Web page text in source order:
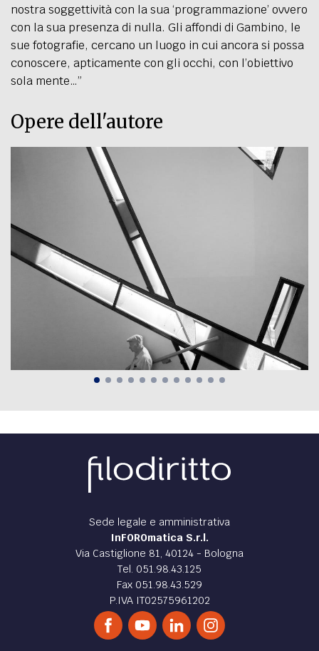
nostra soggettività con la sua ‘programmazione’ ovvero
con la sua presenza di nulla. Gli affondi di Gambino, le
sue fotografie, cercano un luogo in cui ancora si possa
conoscere, apticamente con gli occhi, con l’obiettivo
sola mente…”
Opere dell'autore
Sede legale e amministrativa
InFOROmatica S.r.l.
Via Castiglione 81, 40124 - Bologna
Tel. 051.98.43.125
Fax 051.98.43.529
P.IVA IT02575961202